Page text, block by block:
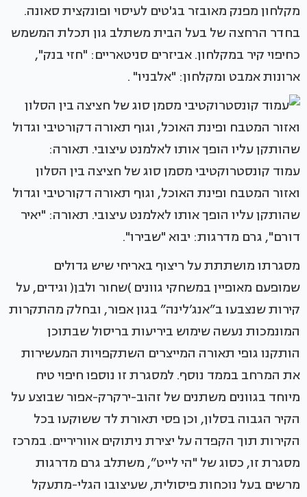
מקלחון מפנק מאובזר בג'טים לעיסוי ופונקצית סאונה.
בחדר הרחצה של בעל הבית משתלב גון תכלת המשמש
כחיפוי קיר במקלחון. אביזרים סניטאריים: "חזי בנק",
ארונות אמבט ומקלחון: "אלבניו" .
עמוד קונסטרוקטיבי מסמן סוג של חציצה בין הסלון
ואזור המטבח ופינת האוכל, וגוף תאורה דקורטיבי וגדול
שהותקן עליו הופך אותו לאלמנט עיצובי. תאורה: "יאיר
דורם", גרם מדרגות: יבוא "שבירו".
מסגרתו מושתתת על ריצוף באריחי שיש גדולים
שמופעם מאופיין במשחקי גוונים )שחור ולבן( וגידים, על
קירות שנצבעו ב”אנג’לינה” בגון אפור, ובחלק מהתקרות
המונמכות נעשה שימוש ביריעות בריסול שבתוכן
הותקנו גופי תאורה המייצרים השתקפויות המעשירות
את המרחב בממד נוסף. למסגרת זו נוספו חיפוי טיח
מיוחד בגוונים משתנים של זהוב-ירקרק-אפור שבוצע על
הקיר הגבוה בסלון, וכן פסי תאורת לד ששוקעו בכל
הקירות תוך הקפדה על יצירת ניתוקים אווריריים. במרכז
מסגרת זו, כסוג של "הי לייט”, משתלב גרם מדרגות
מרשים בעל נוכחות פיסולית, שעיצובו הגלי-מתעקל